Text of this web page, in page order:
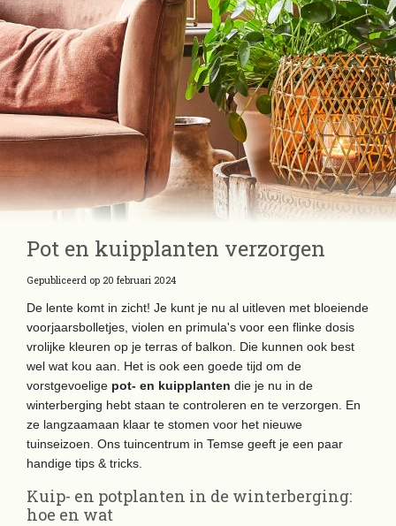
Pot en kuipplanten verzorgen
Gepubliceerd op 20 februari 2024
De lente komt in zicht! Je kunt je nu al uitleven met bloeiende
voorjaarsbolletjes, violen en primula's voor een flinke dosis
vrolijke kleuren op je terras of balkon. Die kunnen ook best
wel wat kou aan. Het is ook een goede tijd om de
vorstgevoelige pot- en kuipplanten die je nu in de
winterberging hebt staan te controleren en te verzorgen. En
ze langzaamaan klaar te stomen voor het nieuwe
tuinseizoen. Ons tuincentrum in Temse geeft je een paar
handige tips & tricks.
Kuip- en potplanten in de winterberging:
hoe en wat